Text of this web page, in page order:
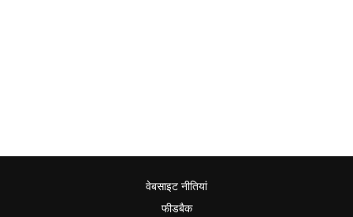
वेबसाइट नीतियां
फीडबैक